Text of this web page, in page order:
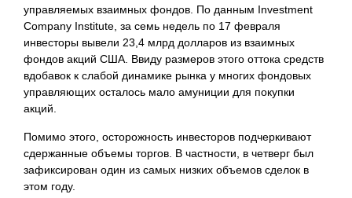
управляемых взаимных фондов. По данным Investment
Company Institute, за семь недель по 17 февраля
инвесторы вывели 23,4 млрд долларов из взаимных
фондов акций США. Ввиду размеров этого оттока средств
вдобавок к слабой динамике рынка у многих фондовых
управляющих осталось мало амуниции для покупки
акций.
Помимо этого, осторожность инвесторов подчеркивают
сдержанные объемы торгов. В частности, в четверг был
зафиксирован один из самых низких объемов сделок в
этом году.